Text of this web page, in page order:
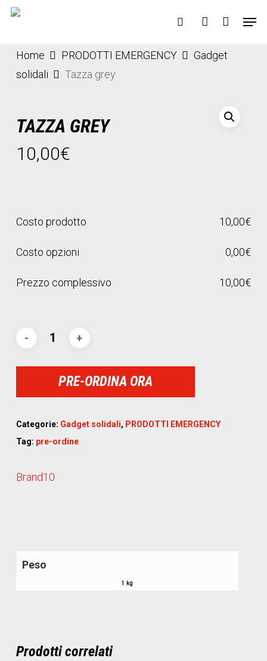
Skip
content
search account
Home PRODOTTI EMERGENCY
Gadget
solidali
Tazza grey
TAZZA GREY
10,00€
Costo prodotto 10,00€
Costo opzioni 0,00€
Prezzo complessivo 10,00€
PRE-ORDINA ORA
Categorie: Gadget solidali, PRODOTTI EMERGENCY
Tag: pre-ordine
Brand10
Peso
1 kg
Prodotti correlati